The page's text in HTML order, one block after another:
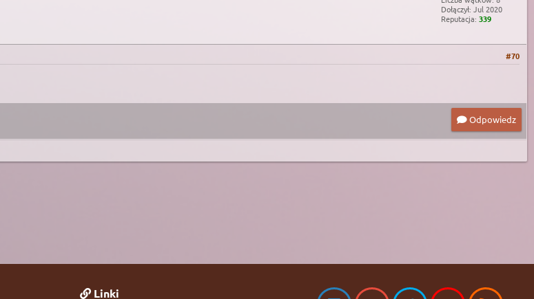
Dołączył: Jul 2020
Reputacja: 339
#70
Odpowiedz
Linki